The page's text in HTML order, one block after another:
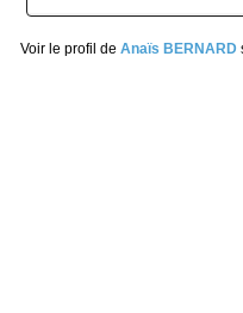
Voir le profil de Anaïs BERNARD